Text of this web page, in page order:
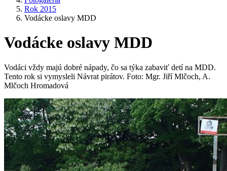
Rok 2015
Vodácke oslavy MDD
Vodácke oslavy MDD
Vodáci vždy majú dobré nápady, čo sa týka zabaviť detí na MDD.
Tento rok si vymysleli Návrat pirátov. Foto: Mgr. Jiří Mlčoch, A.
Mlčoch Hromadová